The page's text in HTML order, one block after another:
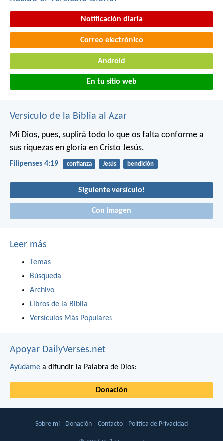
Notificación diaria
Correo electrónico
Android
En tu sitio web
Versículo de la Biblia al Azar
Mi Dios, pues, suplirá todo lo que os falta conforme a
sus riquezas en gloria en Cristo Jesús.
Filipenses 4:19 confianza Jesús bendición
Siguiente versículo!
Con imagen
Leer más
Temas
Búsqueda
Archivo
Libros de la Biblia
Versículos Más Populares
Apoyar DailyVerses.net
Ayúdame a difundir la Palabra de Dios:
Donación
Sobre mí Donación Contacto Política de Privacidad